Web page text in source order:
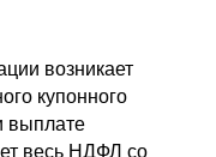
возникает
купонного
выплате
весь НДФЛ со